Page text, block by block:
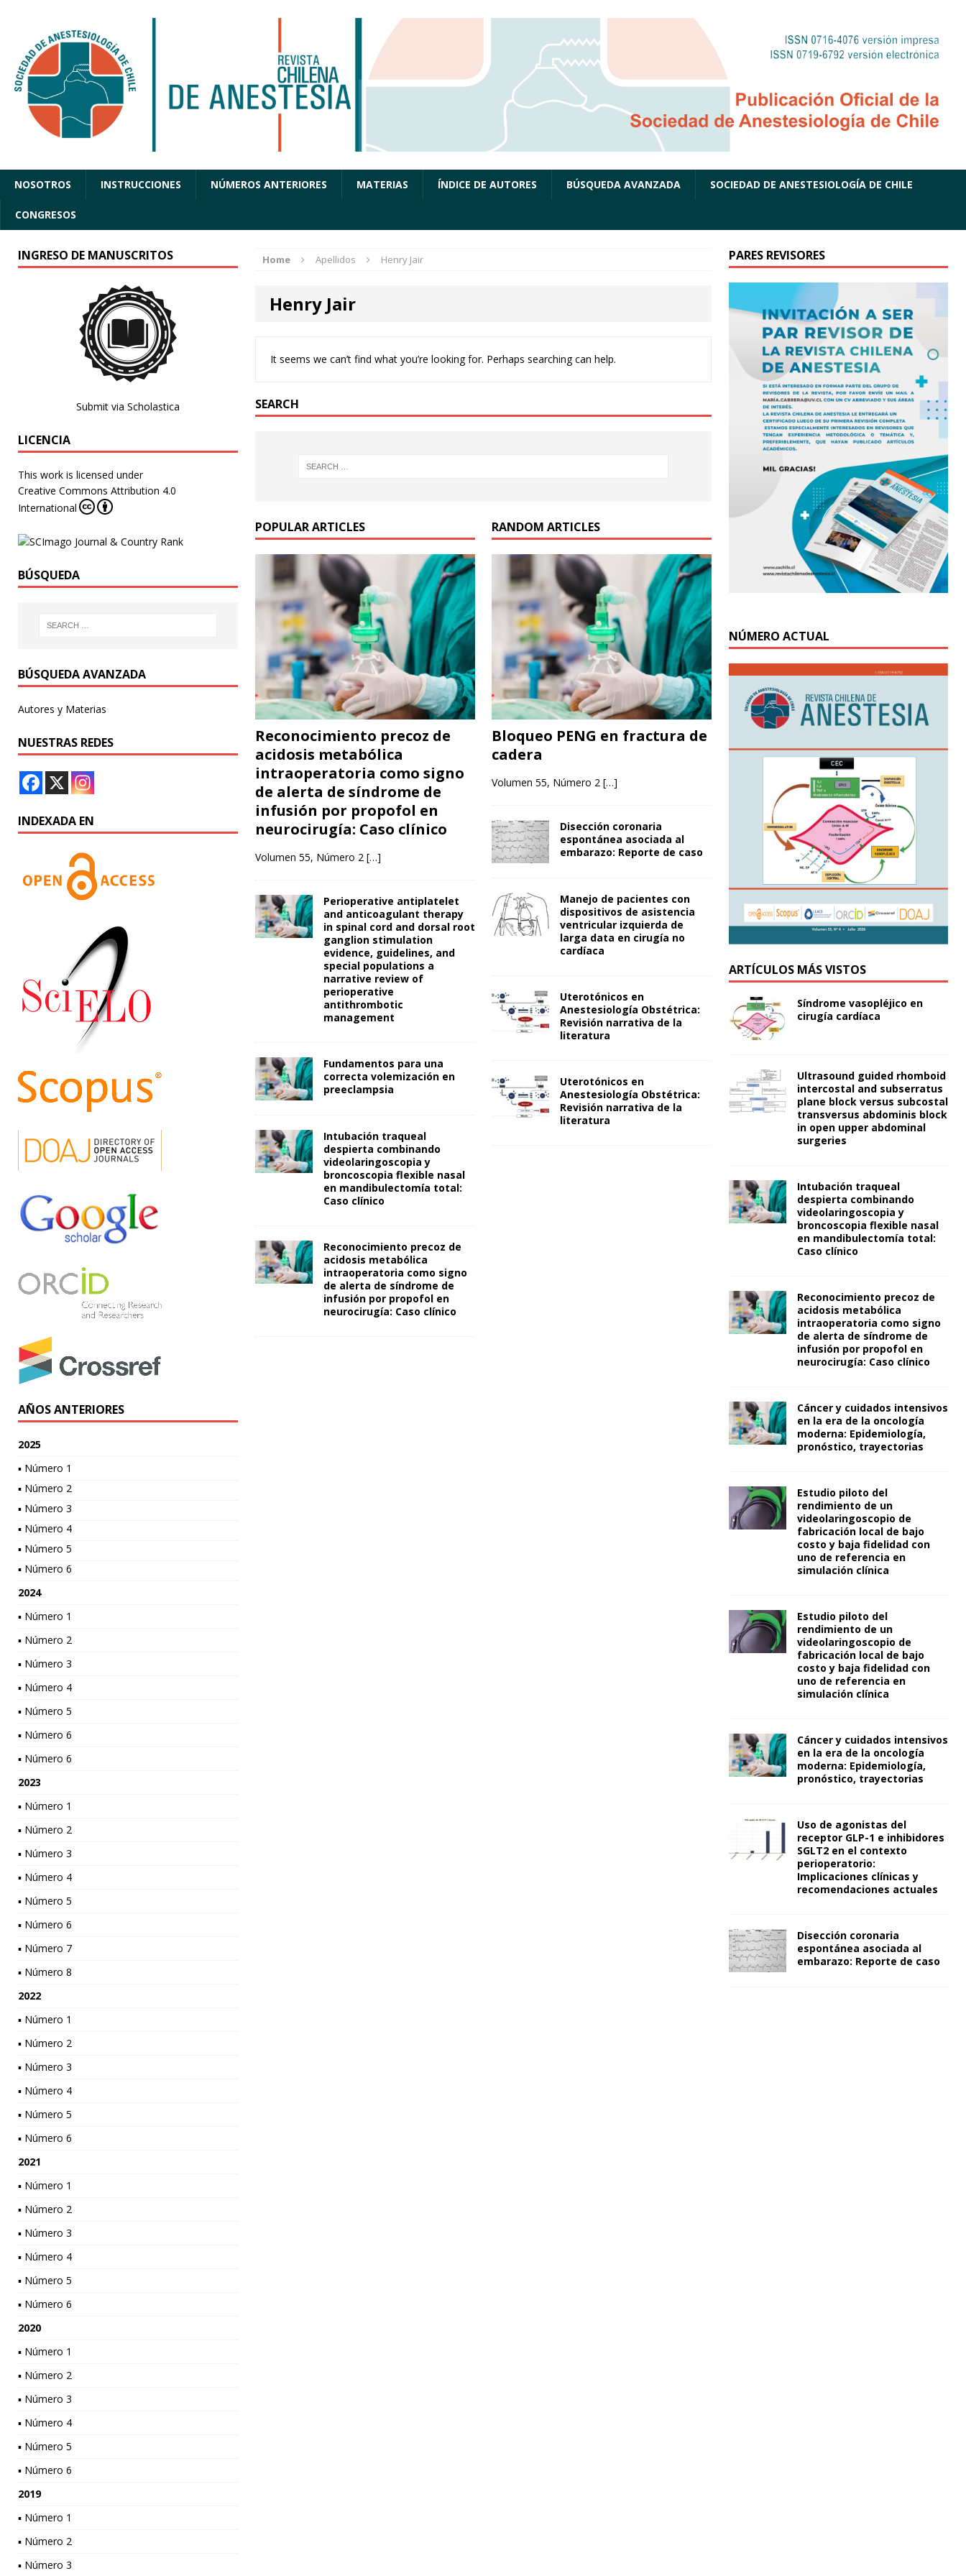
NOSOTROS INSTRUCCIONES NÚMEROS ANTERIORES MATERIAS ÍNDICE DE AUTORES BÚSQUEDA AVANZADA SOCIEDAD DE ANESTESIOLOGÍA DE CHILE
CONGRESOS
Home Apellidos Henry Jair
Henry Jair
It seems we can’t find what you’re looking for. Perhaps searching can help.
SEARCH
POPULAR ARTICLES
Reconocimiento precoz de
acidosis metabólica
intraoperatoria como signo
de alerta de síndrome de
infusión por propofol en
neurocirugía: Caso clínico
Volumen 55, Número 2 […]
Perioperative antiplatelet
and anticoagulant therapy
in spinal cord and dorsal root
ganglion stimulation
evidence, guidelines, and
special populations a
narrative review of
perioperative
antithrombotic
management
Fundamentos para una
correcta volemización en
preeclampsia
Intubación traqueal
despierta combinando
videolaringoscopia y
broncoscopia flexible nasal
en mandibulectomía total:
Caso clínico
Reconocimiento precoz de
acidosis metabólica
intraoperatoria como signo
de alerta de síndrome de
infusión por propofol en
neurocirugía: Caso clínico
RANDOM ARTICLES
Bloqueo PENG en fractura de
cadera
Volumen 55, Número 2 […]
Disección coronaria
espontánea asociada al
embarazo: Reporte de caso
Manejo de pacientes con
dispositivos de asistencia
ventricular izquierda de
larga data en cirugía no
cardíaca
Uterotónicos en
Anestesiología Obstétrica:
Revisión narrativa de la
literatura
Uterotónicos en
Anestesiología Obstétrica:
Revisión narrativa de la
literatura
INGRESO DE MANUSCRITOS
Submit via Scholastica
LICENCIA
This work is licensed under
Creative Commons Attribution 4.0
International
BÚSQUEDA
BÚSQUEDA AVANZADA
Autores y Materias
NUESTRAS REDES
INDEXADA EN
AÑOS ANTERIORES
2025
▪ Número 1
▪ Número 2
▪ Número 3
▪ Número 4
▪ Número 5
▪ Número 6
2024
▪ Número 1
▪ Número 2
▪ Número 3
▪ Número 4
▪ Número 5
▪ Número 6
▪ Número 6
2023
▪ Número 1
▪ Número 2
▪ Número 3
▪ Número 4
▪ Número 5
▪ Número 6
▪ Número 7
▪ Número 8
2022
▪ Número 1
▪ Número 2
▪ Número 3
▪ Número 4
▪ Número 5
▪ Número 6
2021
▪ Número 1
▪ Número 2
▪ Número 3
▪ Número 4
▪ Número 5
▪ Número 6
2020
▪ Número 1
▪ Número 2
▪ Número 3
▪ Número 4
▪ Número 5
▪ Número 6
2019
▪ Número 1
▪ Número 2
▪ Número 3
PARES REVISORES
NÚMERO ACTUAL
ARTÍCULOS MÁS VISTOS
Síndrome vasopléjico en
cirugía cardíaca
Ultrasound guided rhomboid
intercostal and subserratus
plane block versus subcostal
transversus abdominis block
in open upper abdominal
surgeries
Intubación traqueal
despierta combinando
videolaringoscopia y
broncoscopia flexible nasal
en mandibulectomía total:
Caso clínico
Reconocimiento precoz de
acidosis metabólica
intraoperatoria como signo
de alerta de síndrome de
infusión por propofol en
neurocirugía: Caso clínico
Cáncer y cuidados intensivos
en la era de la oncología
moderna: Epidemiología,
pronóstico, trayectorias
Estudio piloto del
rendimiento de un
videolaringoscopio de
fabricación local de bajo
costo y baja fidelidad con
uno de referencia en
simulación clínica
Estudio piloto del
rendimiento de un
videolaringoscopio de
fabricación local de bajo
costo y baja fidelidad con
uno de referencia en
simulación clínica
Cáncer y cuidados intensivos
en la era de la oncología
moderna: Epidemiología,
pronóstico, trayectorias
Uso de agonistas del
receptor GLP-1 e inhibidores
SGLT2 en el contexto
perioperatorio:
Implicaciones clínicas y
recomendaciones actuales
Disección coronaria
espontánea asociada al
embarazo: Reporte de caso